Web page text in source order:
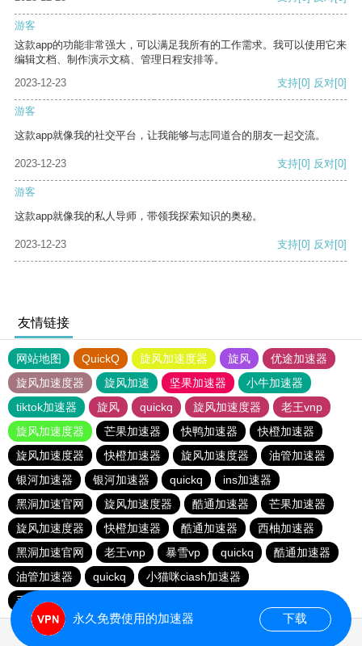
游客
这款app的功能非常强大，可以满足我所有的工作需求。我可以使用它来
编辑文档、制作演示文稿、管理日程安排等。
2023-12-23
支持[0] 反对[0]
游客
这款app就像我的社交平台，让我能够与志同道合的朋友一起交流。
2023-12-23 支持[0] 反对[0]
游客
这款app就像我的私人导师，带领我探索知识的奥秘。
2023-12-23 支持[0] 反对[0]
友情链接
网站地图 QuickQ 旋风加速度器 旋风
优途加速器
旋风加速度器
旋风加速 坚果加速器
小牛加速器
tiktok加速器
旋风 quickq 旋风加速度器
老王vnp
旋风加速度器
芒果加速器 快鸭加速器
快橙加速器
旋风加速度器
快橙加速器 旋风加速度器
油管加速器
银河加速器
银河加速器 quickq
ins加速器
黑洞加速官网
旋风加速度器 酷通加速器
芒果加速器
旋风加速度器
快橙加速器 酷通加速器
西柚加速器
黑洞加速官网
老王vnp 暴雪vp quickq
酷通加速器
油管加速器
quickq
小猫咪ciash加速器
手机外国加速器官网
永久免费使用的加速器 下载